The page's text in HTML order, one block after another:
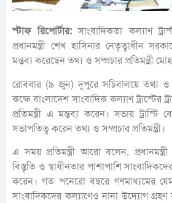
স্টাফ রিপোর্টার:সাংবাদিকতা কল্যাণ
প্রধানমন্ত্রী শেখ হাসিনার নেতৃত্বাধীন
মন্তব্য করেছেন তথ্য ও সম্প্রচার প্রতিমন্ত্রী
রোববার (৯ জুন) দুপুরে সচিবালয়ে তথ্য ও
কক্ষে বাংলাদেশ সাংবাদিক কল্যাণ ট্রাস্টের
প্রতিমন্ত্রী এ মন্তব্য করেন। সভায় ট্রাস্টি
সভাপতিত্ব করেন তথ্য ও সম্প্রচার প্রতিমন্ত্রী।
এ সময় প্রতিমন্ত্রী আরো বলেন,
বিস্তৃতি ও স্বাধীনতার পাশাপাশি
করেন। গত পনেরো বছরে গণমাধ্যমের
সাংবাদিকদের কল্যাণেও নানা উদ্যোগ